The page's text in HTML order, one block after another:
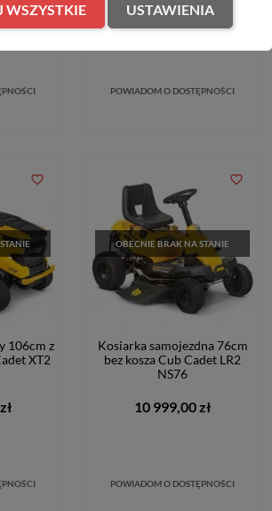
18 999,00 zł
POWIADOM O DOSTĘPNOŚCI
106cm z
XT2
favorite_border
OBECNIE BRAK NA STANIE
Kosiarka samojezdna 76cm
bez kosza Cub Cadet LR2
NS76
10 999,00 zł
POWIADOM O DOSTĘPNOŚCI
favorite_border
WSZYSTKIE USTAWIENIA